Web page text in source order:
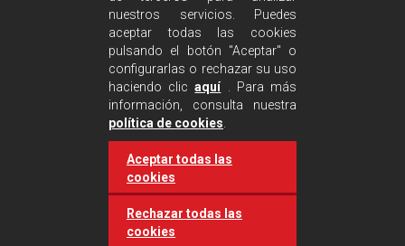
Política de privacidad
Política de cookies
nuestros servicios. Puedes
aceptar todas las cookies
pulsando el botón "Aceptar" o
configurarlas o rechazar su uso
haciendo clicaquí. Para más
información, consulta nuestra
política de cookies
Aceptar todas las
cookies
Rechazar todas las
cookies